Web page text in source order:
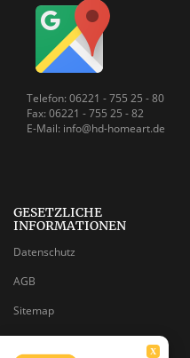
X
Telefon: 06221 - 755 25 - 80
Fax: 06221 - 755 25 - 82
E-Mail: info@hd-homeart.de
GESETZLICHE
INFORMATIONEN
Datenschutz
AGB
Sitemap
Impressum